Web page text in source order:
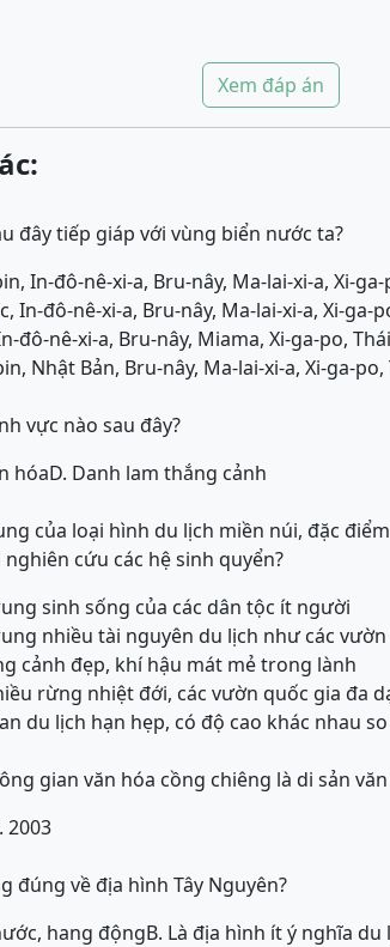
Xem đáp án
đây tiếp giáp với vùng biển nước ta?
In-đô-nê-xi-a, Bru-nây, Ma-lai-xi-a, Xi-
In-đô-nê-xi-a, Bru-nây, Ma-lai-xi-a, Xi-ga-
đô-nê-xi-a, Bru-nây, Miama, Xi-ga-po,
Nhật Bản, Bru-nây, Ma-lai-xi-a, Xi-ga-
vực nào sau đây?
hóaD. Danh lam thắng cảnh
của loại hình du lịch miền núi, đặc
cứu các hệ sinh quyển?
sinh sống của các dân tộc ít người
nhiều tài nguyên du lịch như các
cảnh đẹp, khí hậu mát mẻ trong lành
rừng nhiệt đới, các vườn quốc gia đa
du lịch hạn hẹp, có độ cao khác nhau
gian văn hóa cồng chiêng là di sản
2003
đúng về địa hình Tây Nguyên?
hang độngB. Là địa hình ít ý nghĩa du